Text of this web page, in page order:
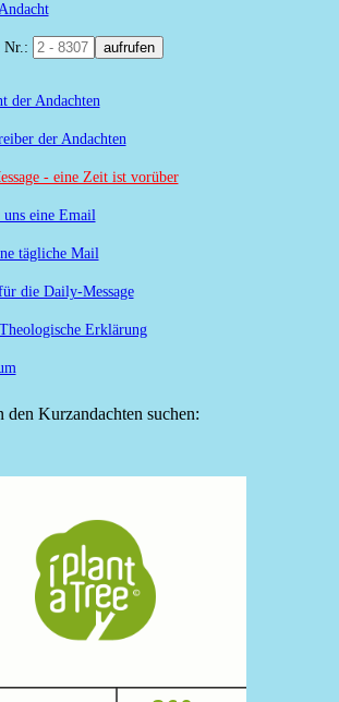
Nr.: aufrufen
der Andachten
der Andachten
- eine Zeit ist vorüber
uns eine Email
tägliche Mail
die Daily-Message
Erklärung
den Kurzandachten suchen: